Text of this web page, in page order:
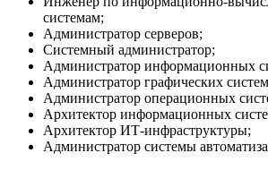
системам;
Администратор серверов;
Системный администратор;
Администратор информационных
Администратор графических
Администратор операционных
Архитектор информационных
Архитектор ИТ-инфраструктуры;
Администратор системы